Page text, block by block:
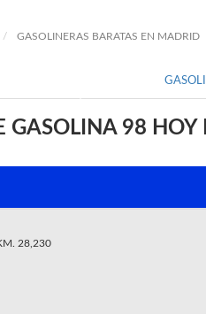
GASOLINERAS BARATAS EN MADRID
GASOLINA 98
28,230